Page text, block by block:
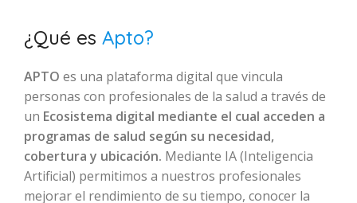
¿Qué es Apto?
APTO es una plataforma digital que vincula
personas con profesionales de la salud a través de
un Ecosistema digital mediante el cual acceden a
programas de salud según su necesidad,
cobertura y ubicación. Mediante IA (Inteligencia
Artificial) permitimos a nuestros profesionales
mejorar el rendimiento de su tiempo, conocer la